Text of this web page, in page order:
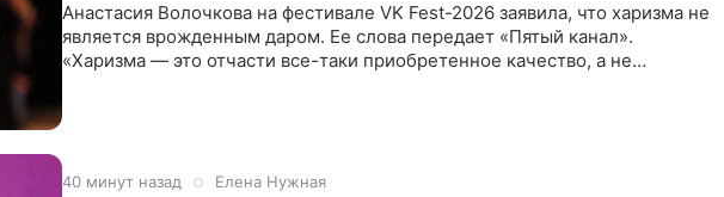
Анастасия Волочкова на фестивале VK Fest-2026 заявила, что харизма не
является врожденным даром. Ее слова передает «Пятый канал».
«Харизма — это отчасти все-таки приобретенное качество, а не
40 минут назад Елена Нужная